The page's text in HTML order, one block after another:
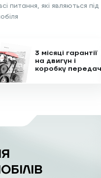
питання, які являються під
3 місяці гарантії
на двигун і
коробку передач